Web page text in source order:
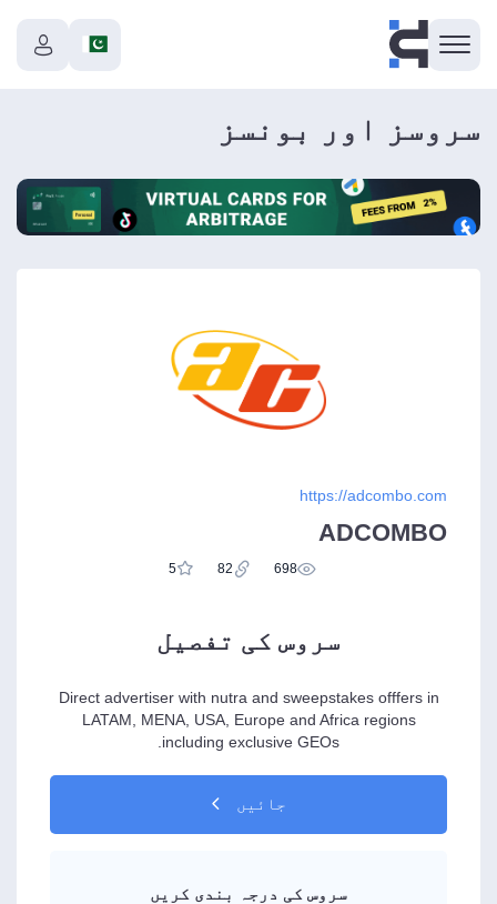
سروسز اور بونسز
https://adcombo.com
ADCOMBO
698
82
5
سروس کی تفصیل
Direct advertiser with nutra and sweepstakes offfers in
LATAM, MENA, USA, Europe and Africa regions
including exclusive GEOs.
جائیں
سروس کی درجہ بندی کریں